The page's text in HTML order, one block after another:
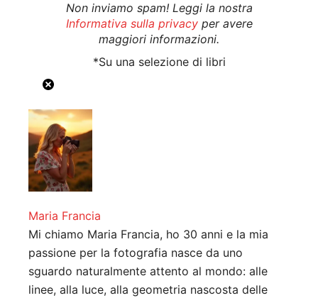
Non inviamo spam! Leggi la nostra
Informativa sulla privacyper avere
maggiori informazioni.
*Su una selezione di libri
Maria Francia
Mi chiamo Maria Francia, ho 30 anni e la mia
passione per la fotografia nasce da uno
sguardo naturalmente attento al mondo: alle
linee, alla luce, alla geometria nascosta delle